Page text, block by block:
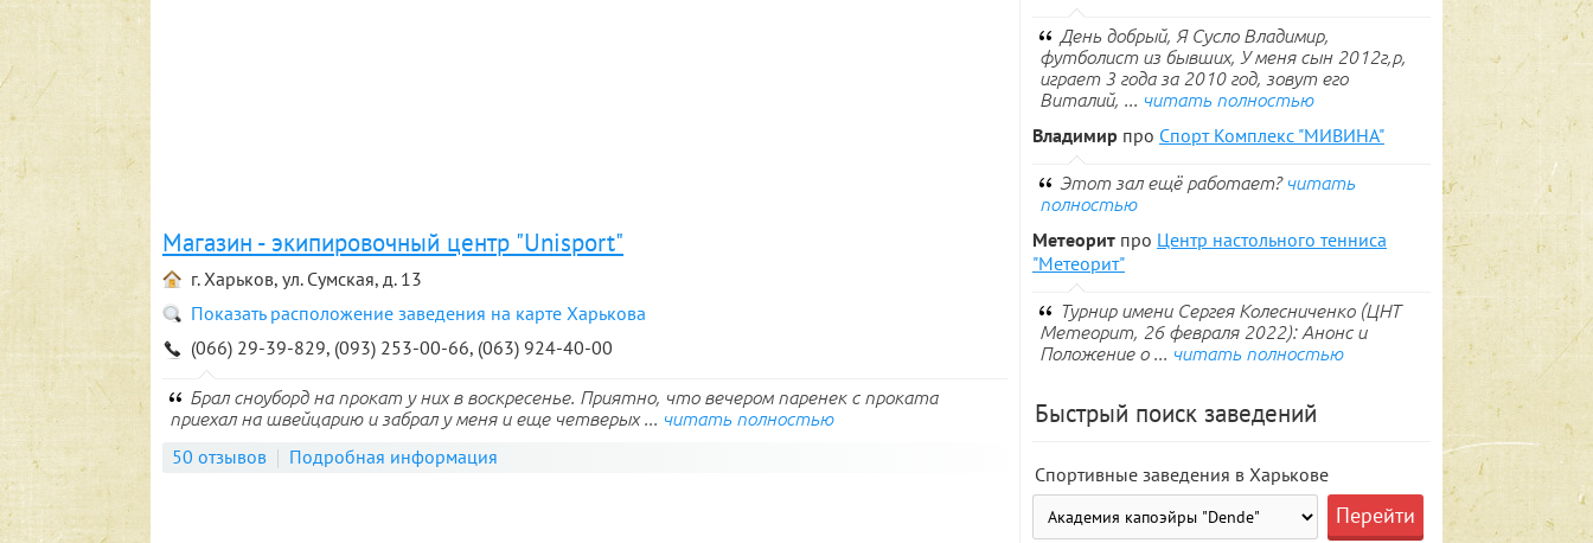
Магазин - экипировочный центр "Unisport"
г. Харьков, ул. Сумская, д. 13
Показать расположение заведения на карте Харькова
(066) 29-39-829, (093) 253-00-66, (063) 924-40-00
Брал сноуборд на прокат у них в воскресенье. Приятно, что вечером паренек с проката
приехал на швейцарию и забрал у меня и еще четверых ... читать полностью
50 отзывов Подробная информация
День добрый, Я Сусло Владимир,
футболист из бывших, У меня сын 2012г,р,
играет 3 года за 2010 год, зовут его
Виталий, ... читать полностью
Владимир про Спорт Комплекс "МИВИНА"
Этот зал ещё работает? читать
полностью
Метеорит про Центр настольного тенниса
"Метеорит"
Турнир имени Сергея Колесниченко (ЦНТ
Метеорит, 26 февраля 2022): Анонс и
Положение о ... читать полностью
Быстрый поиск заведений
Спортивные заведения в Харькове